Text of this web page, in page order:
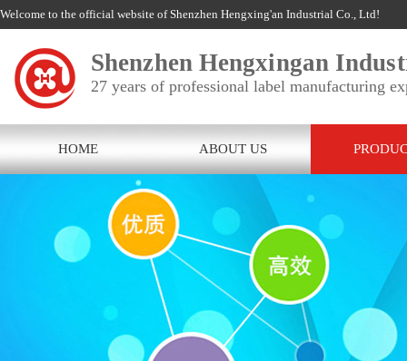
Welcome to the official website of Shenzhen Hengxing'an Industrial Co., Ltd!
Shenzhen Hengxingan
27 years of professional label manufacturing
HOME ABOUT US